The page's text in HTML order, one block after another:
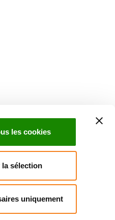
les cookies
sélection
uniquement
à la newsletter
du patient